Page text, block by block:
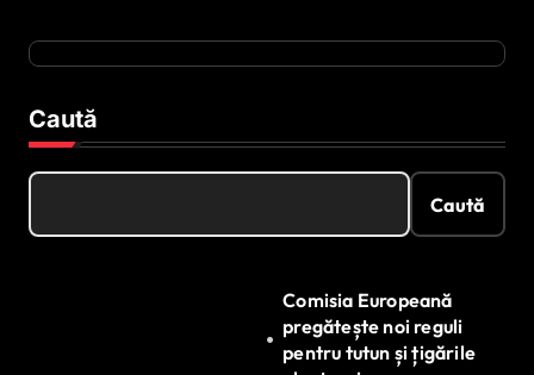
Caută
Caută
Comisia Europeană
pregătește noi reguli
pentru tutun și țigările